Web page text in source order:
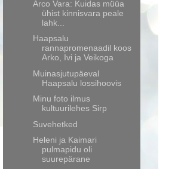
Arco Vara: Kuidas müüa
ühist kinnisvara peale
lahk...
Haapsalu
rannapromenaadil koos
Arko, Ivi ja Veikoga
Muinasjutupäeval
Haapsalu lossihoovis
Minu foto ilmus
kultuurilehes Sirp
Suvehetked
Heleni ja Kaimari
pulmapidu oli
suurepärane